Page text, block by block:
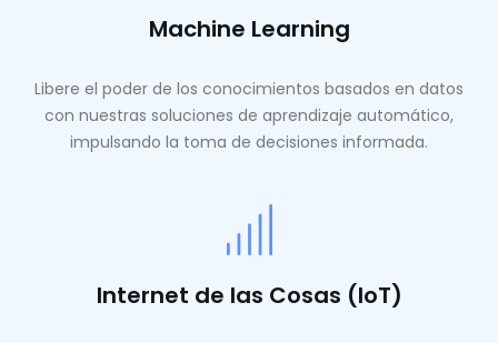
Machine Learning
Libere el poder de los conocimientos basados ​​en datos
con nuestras soluciones de aprendizaje automático,
impulsando la toma de decisiones informada.
Internet de las Cosas (IoT)